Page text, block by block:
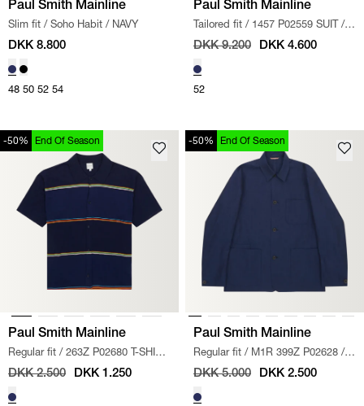
Paul Smith Mainline
Slim fit / Soho Habit / NAVY
DKK 8.800
48 50 52 54
Paul Smith Mainline
Tailored fit / 1457 P02559 SUIT /
NAVY
DKK 9.200 DKK 4.600
52
-50% End Of Season
Paul Smith Mainline
Regular fit / 263Z P02680 T-SHIRT
/ NAVY
DKK 2.500 DKK 1.250
-50% End Of Season
Paul Smith Mainline
Regular fit / M1R 399Z P02628 /
BLÅ
DKK 5.000 DKK 2.500